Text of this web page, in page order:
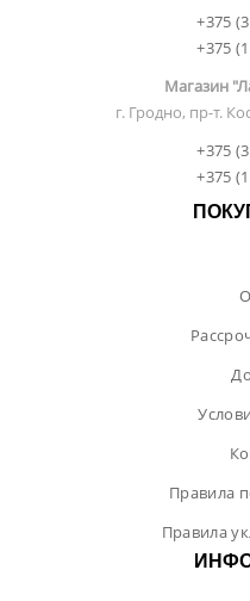
+375
+375
Магазин
г. Гродно, пр-т.
+375
+375
Правила
Правила